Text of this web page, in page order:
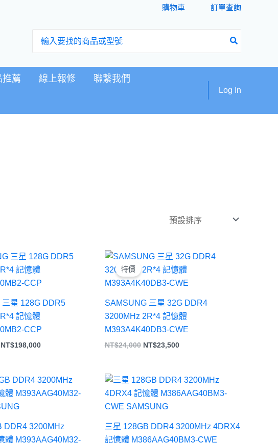
購物車 訂單查詢
推薦 線上報修 聯繫我們
Log In
星 128G DDR5
記憶體
CCP
原
價
格：
NT$198,000
目
格：
特價
SAMSUNG 三星 32G DDR4
3200MHz 2R*4 記憶體
M393A4K40DB3-CWE
NT$24,000
原
價
格：
NT$23,500
目
價
格：
DDR4 3200MHz
體 M393AAG40M32-
三星 128GB DDR4 3200MHz 4DRX4
記憶體 M386AAG40BM3-CWE